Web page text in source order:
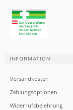
INFORMATION
Versandkosten
Zahlungsoptionen
Widerrufsbelehrung